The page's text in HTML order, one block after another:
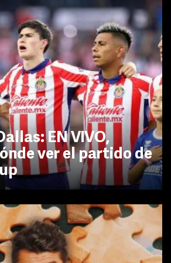
EN VIVO,
ver el partido de